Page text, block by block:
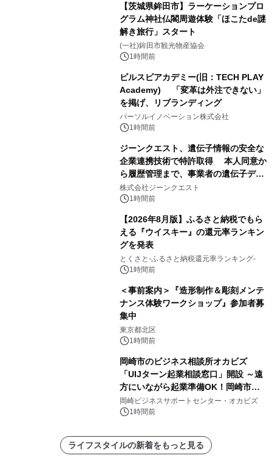
【茨城県鉾田市】ラーケーションプロ
グラム神社仏閣周遊体験「ほこたde謎
解き旅行」スタート
(一社)鉾田市観光物産協会
1時間前
ビルスピアカデミー(旧：TECH PLAY
Academy) 「変革は外注できない」
を掲げ、リブランディング
パーソルイノベーション株式会社
1時間前
ジーンクエスト、遺伝子情報の安全な
企業連携技術で特許取得 本人同意か
ら履歴管理まで、事業者の遺伝子デー
タ活用を支援
株式会社ジーンクエスト
1時間前
【2026年8月版】ふるさと納税でもら
える『ウイスキー』の還元率ランキン
グを発表
とくさと-ふるさと納税還元率ランキング-
1時間前
＜事前案内＞『造形制作＆彫刻メンテ
ナンス体験ワークショップ』参加者募
集中
東京都北区
1時間前
岡崎市のビジネス相談所オカビズ
「UIJターン起業相談窓口」開設 ～遠
方にいながら起業準備OK！岡崎市を
挑戦者があつまるまちに～
岡崎ビジネスサポートセンター・オカビズ
1時間前
ライフスタイルの新着をもっと見る